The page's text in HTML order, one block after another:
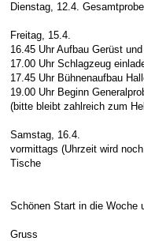
Formulare
Jugendkapelle
Interne Infos
Newsletter
HiDrive Strato
Jahr 2000 - 2004
Jahr 2005 - 2009
Jahr 2010 - 2014
Jahr 2020 bis
Geschichte
Bilder
Stammorchester
Chronik
Dirigenten
Sponsoren
Dienstag, 12.4.
Freitag, 15.4.
16.45 Uhr Aufbau Gerüst
17.00 Uhr Schlagzeug
17.45 Uhr Bühnenaufbau
19.00 Uhr Beginn
(bitte bleibt zahlreich zum
Samstag, 16.4.
vormittags (Uhrzeit wird
Tische
Schönen Start in die Woche
Gruss